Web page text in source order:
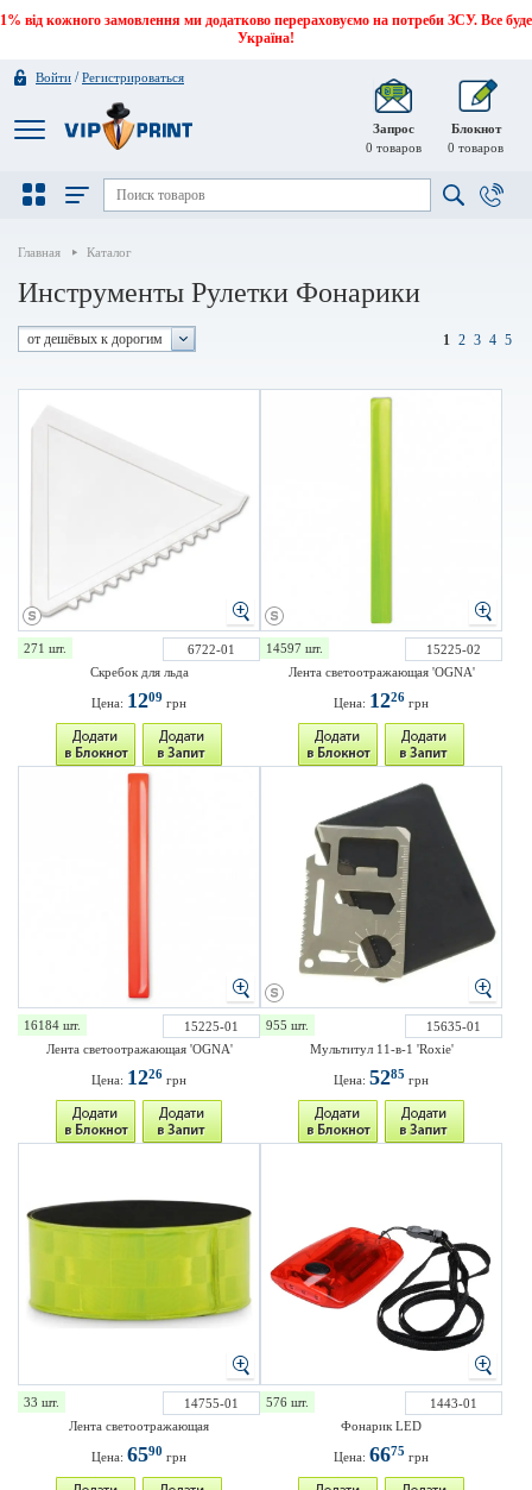
1% від кожного замовлення ми додатково перераховуємо на потреби ЗСУ. Все буде
Україна!
Войти /Регистрироваться
Запрос
0 товаров
Блокнот
0 товаров
Главная Каталог
Инструменты Рулетки Фонарики
от дешёвых к дорогим 1 2 3 4 5
271 шт.
6722-01
Скребок для льда
Цена: 1209 грн
14597 шт.
15225-02
Лента светоотражающая 'OGNA'
Цена: 1226 грн
16184 шт.
15225-01
Лента светоотражающая 'OGNA'
Цена: 1226 грн
955 шт.
15635-01
Мультитул 11-в-1 'Roxie'
Цена: 5285 грн
33 шт.
14755-01
Лента светоотражающая
Цена: 6590 грн
576 шт.
1443-01
Фонарик LED
Цена: 6675 грн